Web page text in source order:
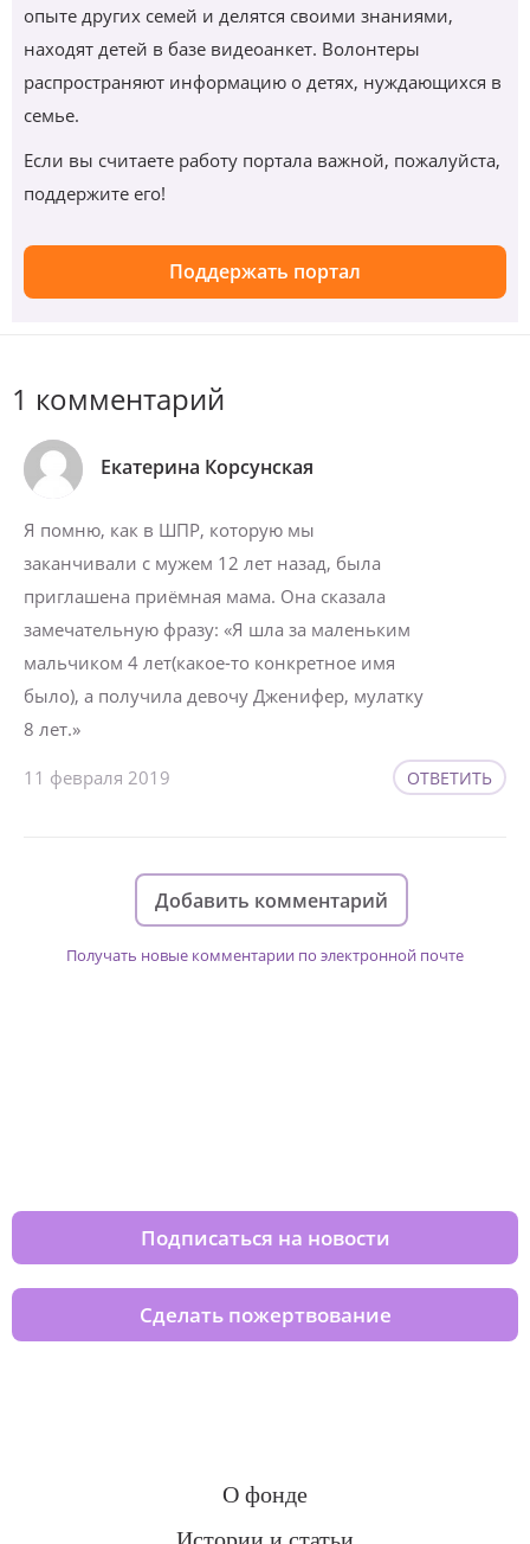
опыте других семей и делятся своими знаниями,
находят детей в базе видеоанкет. Волонтеры
распространяют информацию о детях, нуждающихся в
семье.
Если вы считаете работу портала важной, пожалуйста,
поддержите его!
Поддержать портал
1 комментарий
Екатерина Корсунская
Я помню, как в ШПР, которую мы
заканчивали с мужем 12 лет назад, была
приглашена приёмная мама. Она сказала
замечательную фразу: «Я шла за маленьким
мальчиком 4 лет(какое-то конкретное имя
было), а получила девочу Дженифер, мулатку
8 лет.»
11 февраля 2019 ОТВЕТИТЬ
Добавить комментарий
Получать новые комментарии по электронной почте
Подписаться на новости
Сделать пожертвование
О фонде